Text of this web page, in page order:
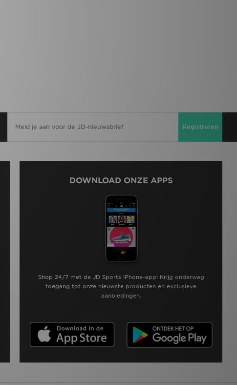
Registreren
DOWNLOAD ONZE APPS
Shop 24/7 met de JD Sports iPhone-app! Krijg onderweg
toegang tot onze nieuwste producten en exclusieve
aanbiedingen.